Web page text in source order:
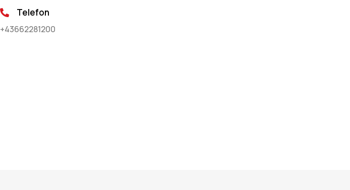
Telefon
+43662281200